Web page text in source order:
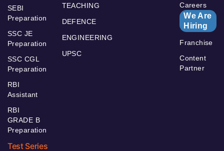
SEBI
Preparation
SSC JE
Preparation
SSC CGL
Preparation
RBI
Assistant
RBI
GRADE B
Preparation
TEACHING
DEFENCE
ENGINEERING
UPSC
Careers
We Are
Hiring
Franchise
Content
Partner
Test Series